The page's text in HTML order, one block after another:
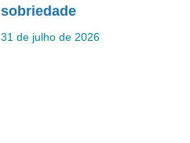
sobriedade
31 de julho de 2026